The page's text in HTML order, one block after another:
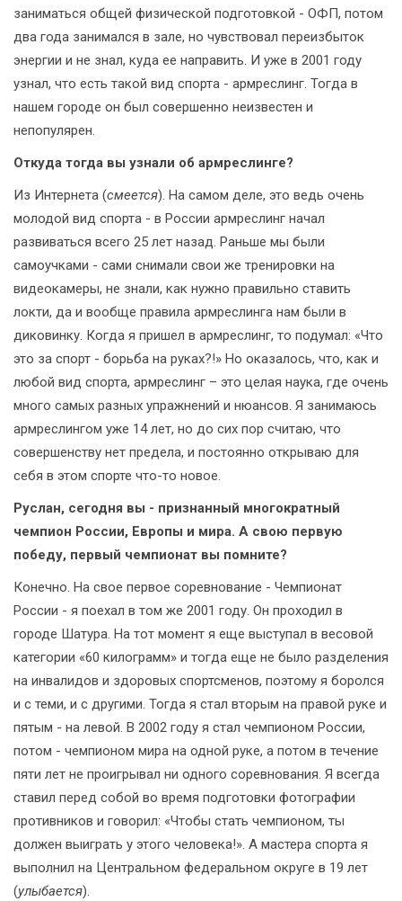
заниматься общей физической подготовкой - ОФП, потом
два года занимался в зале, но чувствовал переизбыток
энергии и не знал, куда ее направить. И уже в 2001 году
узнал, что есть такой вид спорта - армреслинг. Тогда в
нашем городе он был совершенно неизвестен и
непопулярен.
Откуда тогда вы узнали об армреслинге?
Из Интернета (смеется). На самом деле, это ведь очень
молодой вид спорта - в России армреслинг начал
развиваться всего 25 лет назад. Раньше мы были
самоучками - сами снимали свои же тренировки на
видеокамеры, не знали, как нужно правильно ставить
локти, да и вообще правила армреслинга нам были в
диковинку. Когда я пришел в армреслинг, то подумал: «Что
это за спорт - борьба на руках?!» Но оказалось, что, как и
любой вид спорта, армреслинг – это целая наука, где очень
много самых разных упражнений и нюансов. Я занимаюсь
армреслингом уже 14 лет, но до сих пор считаю, что
совершенству нет предела, и постоянно открываю для
себя в этом спорте что-то новое.
Руслан, сегодня вы - признанный многократный
чемпион России, Европы и мира. А свою первую
победу, первый чемпионат вы помните?
Конечно. На свое первое соревнование - Чемпионат
России - я поехал в том же 2001 году. Он проходил в
городе Шатура. На тот момент я еще выступал в весовой
категории «60 килограмм» и тогда еще не было разделения
на инвалидов и здоровых спортсменов, поэтому я боролся
и с теми, и с другими. Тогда я стал вторым на правой руке и
пятым - на левой. В 2002 году я стал чемпионом России,
потом - чемпионом мира на одной руке, а потом в течение
пяти лет не проигрывал ни одного соревнования. Я всегда
ставил перед собой во время подготовки фотографии
противников и говорил: «Чтобы стать чемпионом, ты
должен выиграть у этого человека!». А мастера спорта я
выполнил на Центральном федеральном округе в 19 лет
(улыбается).